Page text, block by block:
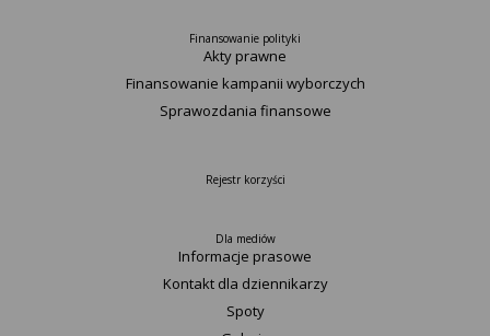
Finansowanie polityki
Akty prawne
Finansowanie kampanii wyborczych
Sprawozdania finansowe
Rejestr korzyści
Dla mediów
Informacje prasowe
Kontakt dla dziennikarzy
Spoty